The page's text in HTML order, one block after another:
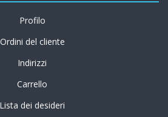
Profilo
Ordini del cliente
Indirizzi
Carrello
Lista dei desideri